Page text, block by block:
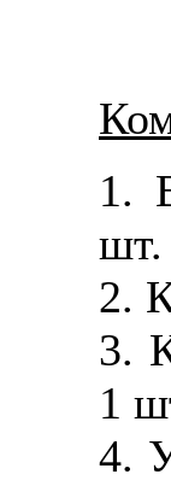
1.
шт.
2.
3.
1
4.